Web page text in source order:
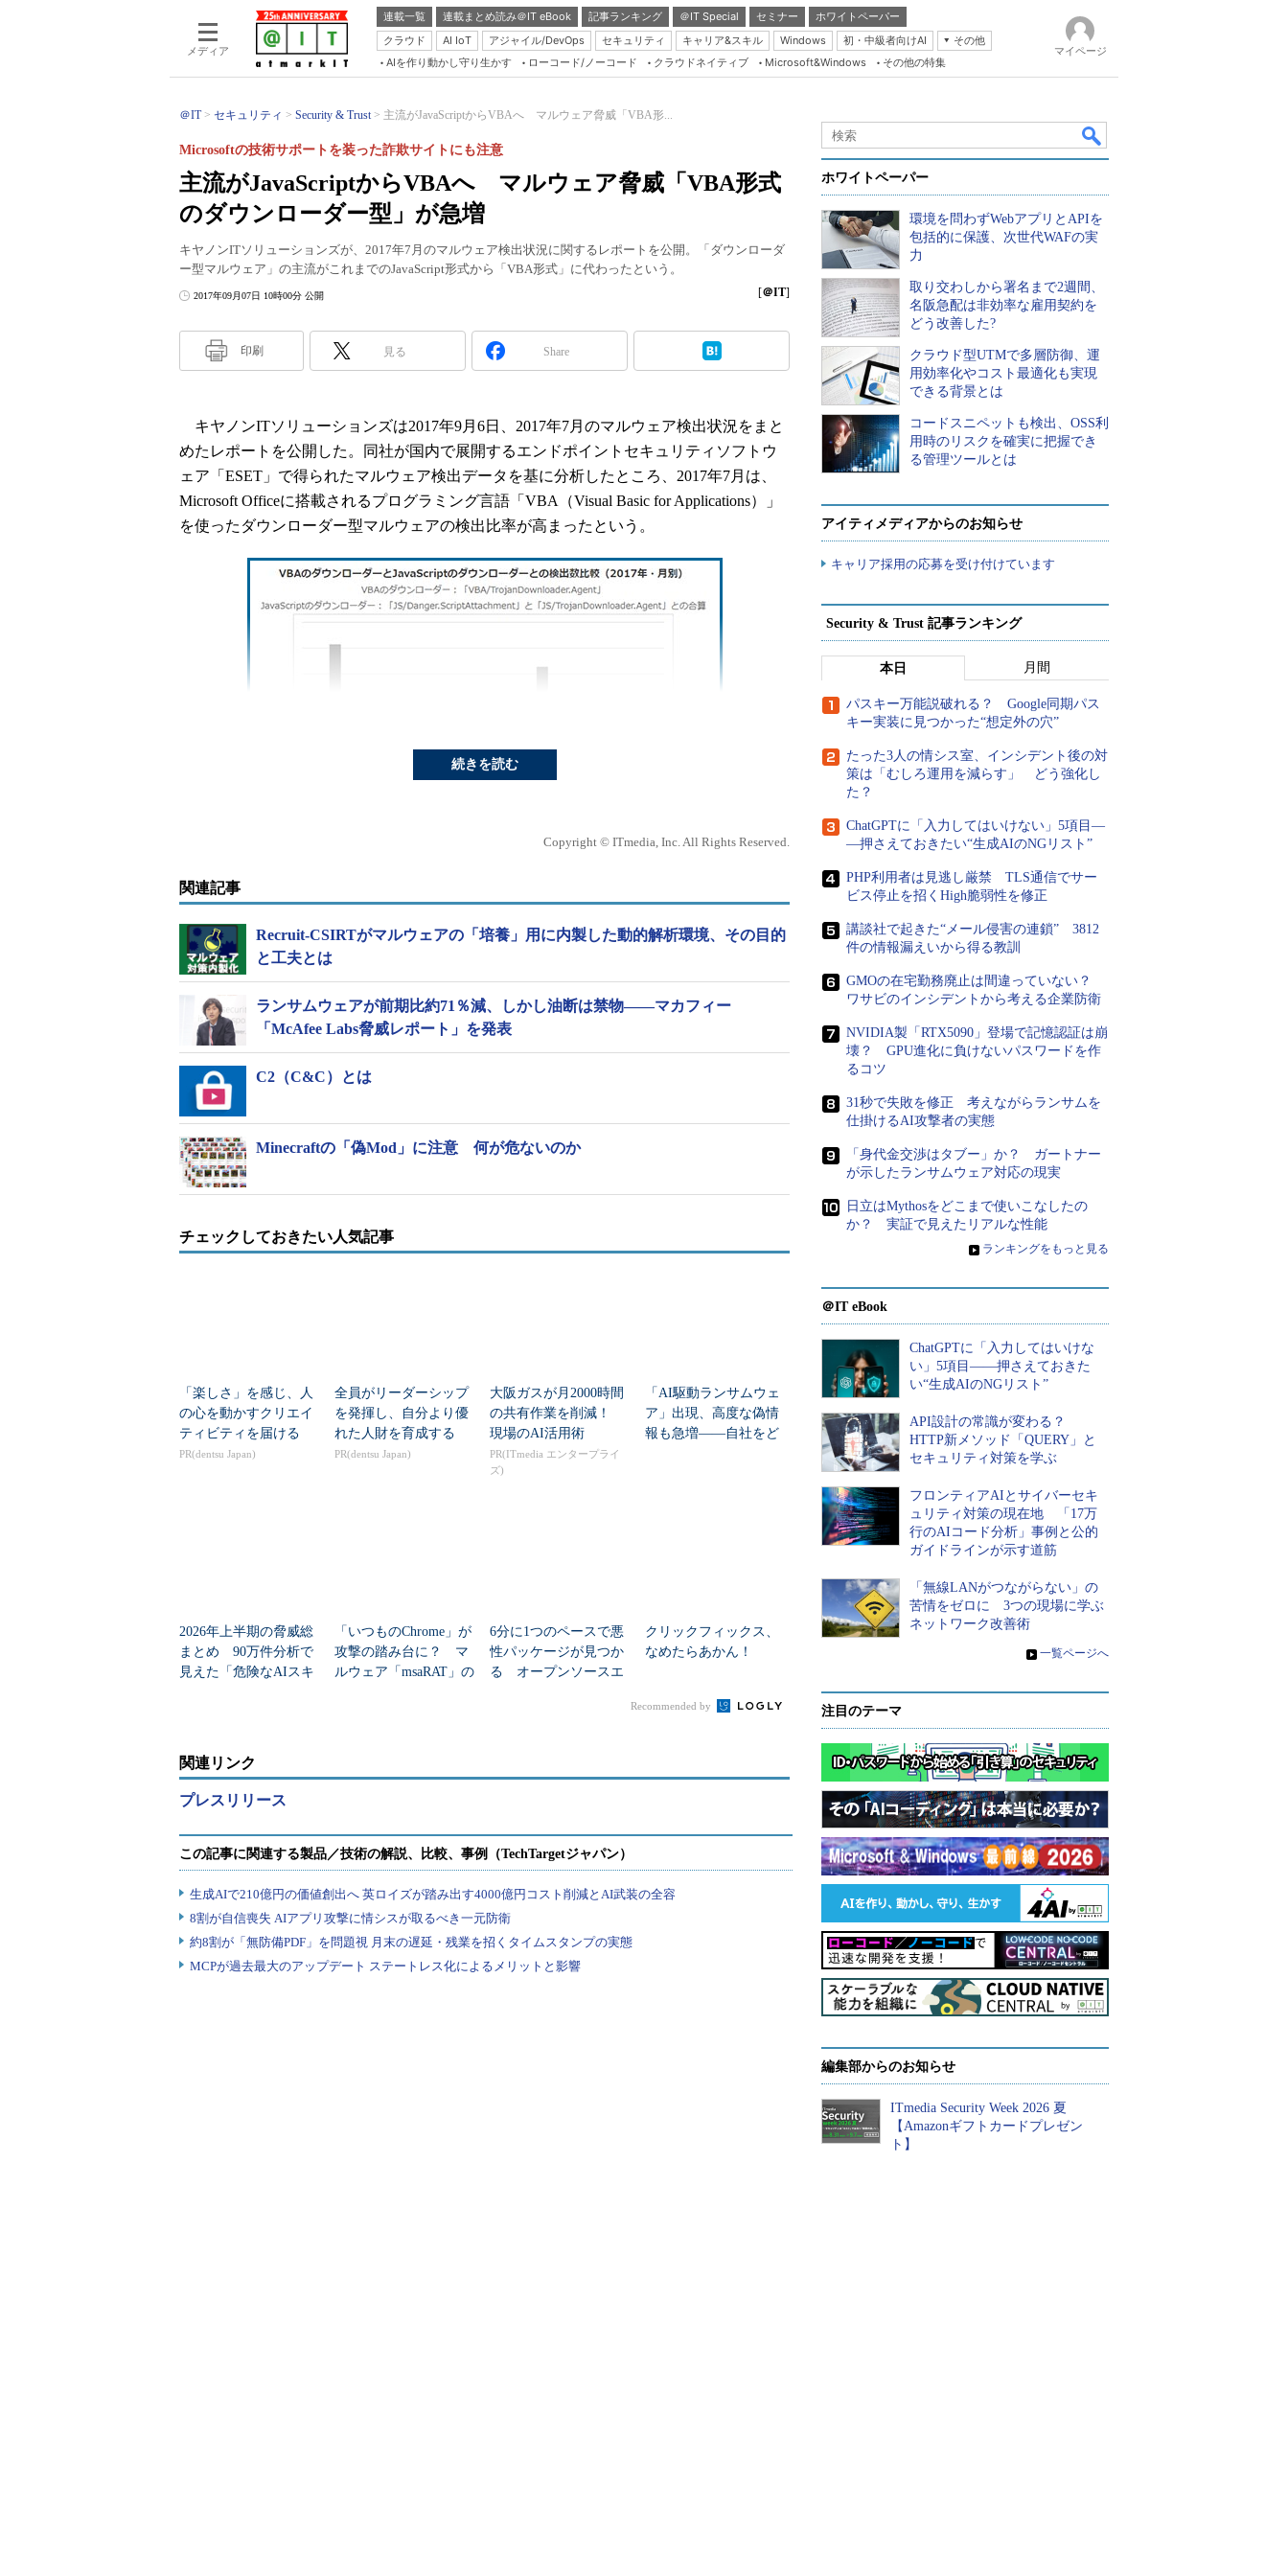
メディア
連載一覧 連載まとめ読み＠IT eBook 記事ランキング ＠IT Special セミナー
ホワイトペーパー
クラウド
AI IoT アジャイル/DevOps セキュリティ キャリア&スキル Windows 初・中級者向けAI
その他
Server & Storage
Java Agile
Database Expert
Linux ＆ OSS
Master of IP Network
Security & Trust
AIを作り動かし守り生かす ローコード/ノーコード クラウドネイティブ Microsoft&Windows その他の特集
マイページ
＠IT セキュリティ Security & Trust 主流がJavaScriptからVBAへ マルウェア脅威「VBA形...
主流がJavaScriptからVBAへ マルウェア脅威「VBA形式
のダウンローダー型」が急増
Microsoftの技術サポートを装った詐欺サイトにも注意
キヤノンITソリューションズが、2017年7月のマルウェア検出状況に関するレポートを公開。「ダウンローダ
ー型マルウェア」の主流がこれまでのJavaScript形式から「VBA形式」に代わったという。
2017年09月07日 10時00分 公開 [＠IT]
印刷 見る Share
キヤノンITソリューションズは2017年9月6日、2017年7月のマルウェア検出状況をまと
めたレポートを公開した。同社が国内で展開するエンドポイントセキュリティソフトウ
ェア「ESET」で得られたマルウェア検出データを基に分析したところ、2017年7月は、
Microsoft Officeに搭載されるプログラミング言語「VBA（Visual Basic for Applications）」
を使ったダウンローダー型マルウェアの検出比率が高まったという。
させるように動作するもの。これまでの主流はJavaScriptを使ったものだったが、2017年6
月からVBA形式の検出比率が急増した。JavaScript形式のダウンローダーに対するセキュ
リティソフトウェアの検知率が向上したことから「攻撃者は別の手法を試しているとこ
ろ」（同社）と推測される。
Microsoft Officeの初期設定では、VBAが含まれるOfficeファイルを開くとスクリプトの
実行前に警告が表示される。しかし警告を非表示にしている場合も多く、VBAが意図せ
ずに実行されてしまうことによる被害の拡大が危惧される。
この他、Microsoftの技術サポートを装った詐欺サイトも多く確認された。詐欺サイトに
アクセスすると「パソコンからマルウェアが検出されました」などとユーザーの不安を
煽って偽のサポート窓口に電話をかけさせ、架空の有償サポート契約を結ぶよう迫られ
ダウンローダー型マルウェアがダウンロードする脅威で最も多く確認されたのは、暗
月に検出されたランサムウェアの6割を占め、2016年2月に初めて確認されて以来、プロ
求書ファイルなどを装ったLockyのダウンローダーを添付ファイルとして送付したり、zip
Lockyが暗号化（無効化）の対象とするファイルは、発見当初の150種類から、2017年7
月には3倍の450種類に増加。これまでのテキスト、画像、動画などの一般的なファイル
ように改変されている。同社は、「個人、法人を問わず、あらゆるユーザーがLockyの標
続きを読む
Copyright © ITmedia, Inc. All Rights Reserved.
関連記事
Recruit-CSIRTがマルウェアの「培養」用に内製した動的解析環境、その目的
と工夫とは
ランサムウェアが前期比約71％減、しかし油断は禁物――マカフィー
「McAfee Labs脅威レポート」を発表
C2（C&C）とは
Minecraftの「偽Mod」に注意 何が危ないのか
チェックしておきたい人気記事
「楽しさ」を感じ、人
の心を動かすクリエイ
ティビティを届ける
PR(dentsu Japan)
全員がリーダーシップ
を発揮し、自分より優
れた人財を育成する
PR(dentsu Japan)
大阪ガスが月2000時間
の共有作業を削減！
現場のAI活用術
PR(ITmedia エンタープライ
ズ)
「AI駆動ランサムウェ
ア」出現、高度な偽情
報も急増――自社をど
2026年上半期の脅威総
まとめ 90万件分析で
見えた「危険なAIスキ
「いつものChrome」が
攻撃の踏み台に？ マ
ルウェア「msaRAT」の
6分に1つのペースで悪
性パッケージが見つか
る オープンソースエ
クリックフィックス、
なめたらあかん！
Recommended by
関連リンク
プレスリリース
ホワイトペーパー
環境を問わずWebアプリとAPIを
包括的に保護、次世代WAFの実
力
取り交わしから署名まで2週間、
名阪急配は非効率な雇用契約を
どう改善した?
クラウド型UTMで多層防御、運
用効率化やコスト最適化も実現
できる背景とは
コードスニペットも検出、OSS利
用時のリスクを確実に把握でき
る管理ツールとは
アイティメディアからのお知らせ
キャリア採用の応募を受け付けています
Security & Trust 記事ランキング
本日 月間
パスキー万能説破れる？ Google同期パス
キー実装に見つかった“想定外の穴”
たった3人の情シス室、インシデント後の対
策は「むしろ運用を減らす」 どう強化し
た？
ChatGPTに「入力してはいけない」5項目―
―押さえておきたい“生成AIのNGリスト”
PHP利用者は見逃し厳禁 TLS通信でサー
ビス停止を招くHigh脆弱性を修正
講談社で起きた“メール侵害の連鎖” 3812
件の情報漏えいから得る教訓
GMOの在宅勤務廃止は間違っていない？
ワサビのインシデントから考える企業防衛
NVIDIA製「RTX5090」登場で記憶認証は崩
壊？ GPU進化に負けないパスワードを作
るコツ
31秒で失敗を修正 考えながらランサムを
仕掛けるAI攻撃者の実態
「身代金交渉はタブー」か？ ガートナー
が示したランサムウェア対応の現実
日立はMythosをどこまで使いこなしたの
か？ 実証で見えたリアルな性能
» ランキングをもっと見る
＠IT eBook
ChatGPTに「入力してはいけな
い」5項目――押さえておきた
い“生成AIのNGリスト”
API設計の常識が変わる？
HTTP新メソッド「QUERY」と
セキュリティ対策を学ぶ
フロンティアAIとサイバーセキ
ュリティ対策の現在地 「17万
行のAIコード分析」事例と公的
ガイドラインが示す道筋
「無線LANがつながらない」の
苦情をゼロに 3つの現場に学ぶ
ネットワーク改善術
» 一覧ページへ
注目のテーマ
編集部からのお知らせ
ITmedia Security Week 2026 夏
【Amazonギフトカードプレゼン
ト】